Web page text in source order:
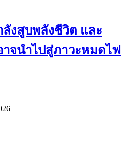
ลังสูบพลังชีวิต และ
จนำไปสู่ภาวะหมดไฟ